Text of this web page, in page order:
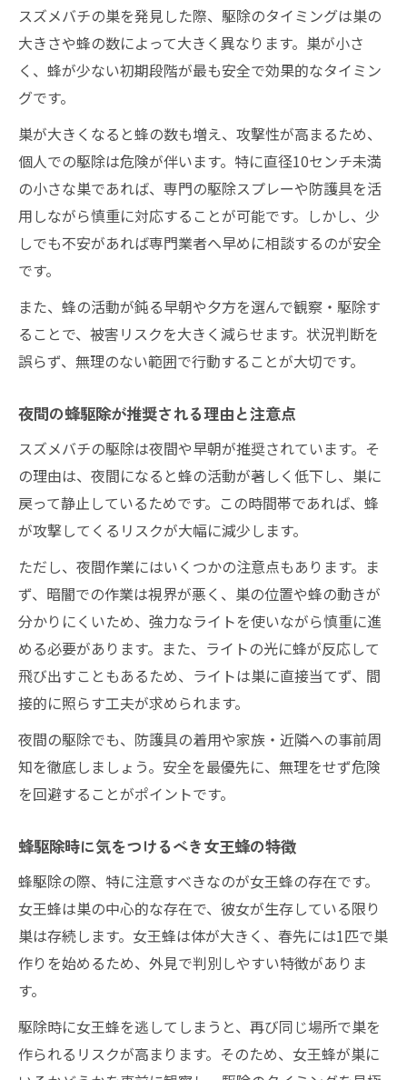
スズメバチの巣を発見した際、駆除のタイミングは巣の
大きさや蜂の数によって大きく異なります。巣が小さ
く、蜂が少ない初期段階が最も安全で効果的なタイミン
グです。
巣が大きくなると蜂の数も増え、攻撃性が高まるため、
個人での駆除は危険が伴います。特に直径10センチ未満
の小さな巣であれば、専門の駆除スプレーや防護具を活
用しながら慎重に対応することが可能です。しかし、少
しでも不安があれば専門業者へ早めに相談するのが安全
です。
また、蜂の活動が鈍る早朝や夕方を選んで観察・駆除す
ることで、被害リスクを大きく減らせます。状況判断を
誤らず、無理のない範囲で行動することが大切です。
夜間の蜂駆除が推奨される理由と注意点
スズメバチの駆除は夜間や早朝が推奨されています。そ
の理由は、夜間になると蜂の活動が著しく低下し、巣に
戻って静止しているためです。この時間帯であれば、蜂
が攻撃してくるリスクが大幅に減少します。
ただし、夜間作業にはいくつかの注意点もあります。ま
ず、暗闇での作業は視界が悪く、巣の位置や蜂の動きが
分かりにくいため、強力なライトを使いながら慎重に進
める必要があります。また、ライトの光に蜂が反応して
飛び出すこともあるため、ライトは巣に直接当てず、間
接的に照らす工夫が求められます。
夜間の駆除でも、防護具の着用や家族・近隣への事前周
知を徹底しましょう。安全を最優先に、無理をせず危険
を回避することがポイントです。
蜂駆除時に気をつけるべき女王蜂の特徴
蜂駆除の際、特に注意すべきなのが女王蜂の存在です。
女王蜂は巣の中心的な存在で、彼女が生存している限り
巣は存続します。女王蜂は体が大きく、春先には1匹で巣
作りを始めるため、外見で判別しやすい特徴がありま
す。
駆除時に女王蜂を逃してしまうと、再び同じ場所で巣を
作られるリスクが高まります。そのため、女王蜂が巣に